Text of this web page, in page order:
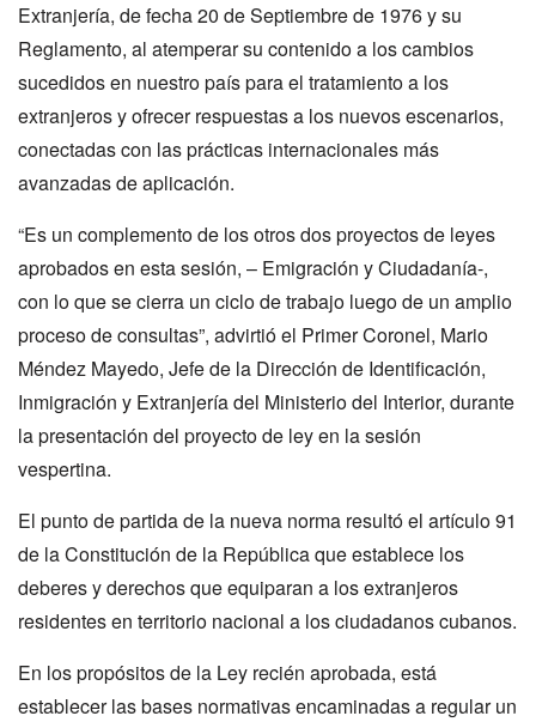
Extranjería, de fecha 20 de Septiembre de 1976 y su
Reglamento, al atemperar su contenido a los cambios
sucedidos en nuestro país para el tratamiento a los
extranjeros y ofrecer respuestas a los nuevos escenarios,
conectadas con las prácticas internacionales más
avanzadas de aplicación.
“Es un complemento de los otros dos proyectos de leyes
aprobados en esta sesión, – Emigración y Ciudadanía-,
con lo que se cierra un ciclo de trabajo luego de un amplio
proceso de consultas”, advirtió el Primer Coronel, Mario
Méndez Mayedo, Jefe de la Dirección de Identificación,
Inmigración y Extranjería del Ministerio del Interior, durante
la presentación del proyecto de ley en la sesión
vespertina.
El punto de partida de la nueva norma resultó el artículo 91
de la Constitución de la República que establece los
deberes y derechos que equiparan a los extranjeros
residentes en territorio nacional a los ciudadanos cubanos.
En los propósitos de la Ley recién aprobada, está
establecer las bases normativas encaminadas a regular un